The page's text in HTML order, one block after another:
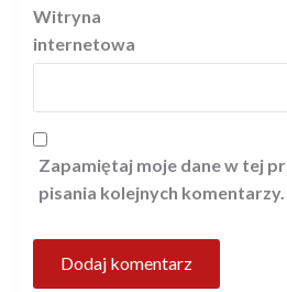
Witryna
internetowa
Zapamiętaj moje dane w tej
pisania kolejnych komentarzy.